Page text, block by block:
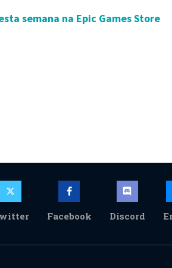
semana na Epic Games Store
Facebook Discord